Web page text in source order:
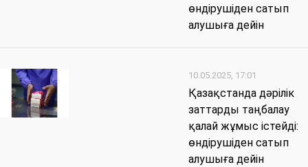
өндірушіден сатып
алушыға дейін
10.05.2025, 17:01
Қазақстанда дәрілік
заттарды таңбалау
қалай жұмыс істейді:
өндірушіден сатып
алушыға дейін